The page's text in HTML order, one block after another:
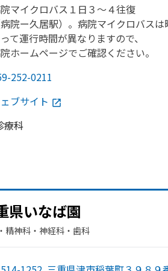
マイクロバス１日３～４往復
病院ー久居駅）。 病院マイクロバスは
て運行時間が異なりますので、
ホームページでご確認ください。
252-0211
ブサイト
療科
県いなば園
精神科・神経科・​歯科